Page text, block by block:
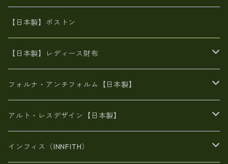
エナメル
がま口
リネン
メタリック
スエード
8号帆布
財布ポシェット
牛革
メタリック
オイルレザー
６号蝋引き帆布
豊岡製品
エナメルクロコ
がま口
豊岡
豊岡製
牛革
日本製
帆布
【日本製】ボストン
【日本製】レディース財布
二つ折り財布
がま口財布
スペインレザー
長財布
スペインレザー
L字ファスナー財布
フォルナ・アンチフォルム【日本製】
BAG
財布・小物
アルト・レスデザイン【日本製】
BAG
インフィス（INNFITH）